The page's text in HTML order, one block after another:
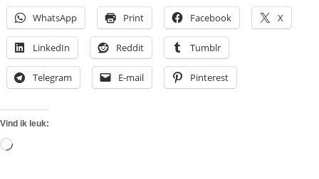
WhatsApp Print Facebook X
LinkedIn Reddit Tumblr
Telegram E-mail Pinterest
Vind ik leuk:
Aan